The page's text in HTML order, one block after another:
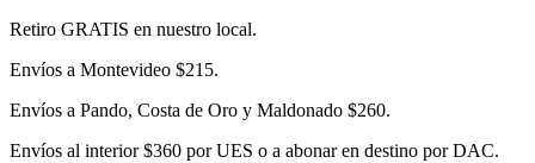
Retiro GRATIS en nuestro local.
Envíos a Montevideo $215.
Envíos a Pando, Costa de Oro y Maldonado $260.
Envíos al interior $360 por UES o a abonar en destino por DAC.